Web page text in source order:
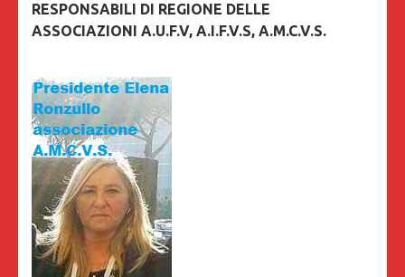
RESPONSABILI DI REGIONE DELLE
ASSOCIAZIONI A.U.F.V, A.I.F.V.S, A.M.C.V.S.